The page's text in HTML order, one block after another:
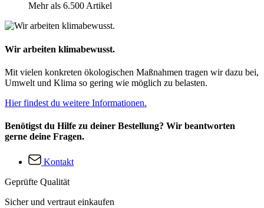
Mehr als 6.500 Artikel
Wir arbeiten klimabewusst.
Mit vielen konkreten ökologischen Maßnahmen tragen wir dazu bei,
Umwelt und Klima so gering wie möglich zu belasten.
Hier findest du weitere Informationen.
Benötigst du Hilfe zu deiner Bestellung? Wir beantworten
gerne deine Fragen.
Kontakt
Geprüfte Qualität
Sicher und vertraut einkaufen